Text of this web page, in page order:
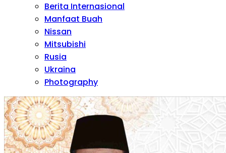
Berita Internasional
Manfaat Buah
Nissan
Mitsubishi
Rusia
Ukraina
Photography